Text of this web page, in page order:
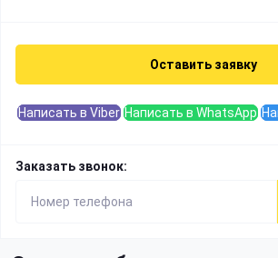
Оставить заявку
Написать в Viber Написать в WhatsApp
Заказать звонок: